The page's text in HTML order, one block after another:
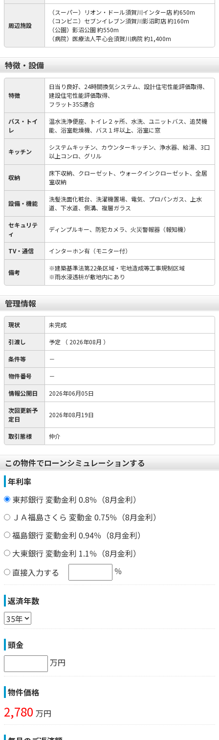
周辺施設
（スーパー）リオン・ドール須賀川インター店 約650m
（コンビニ）セブンイレブン須賀川影沼町店 約160m
（公園）影沼公園 約550m
（病院）医療法人平心会須賀川病院 約1,400m
特徴・設備
特徴
日当り良好、24時間換気システム、設計住宅性能評価取得、
建設住宅性能評価取得、
フラット35S適合
バス・トイ
レ
温水洗浄便座、トイレ２ヶ所、水洗、ユニットバス、追焚機
能、浴室乾燥機、バス１坪以上、浴室に窓
キッチン
システムキッチン、カウンターキッチン、浄水器、給湯、3口
以上コンロ、グリル
収納
床下収納、クローゼット、ウォークインクローゼット、全居
室収納
設備・機能
洗髪洗面化粧台、洗濯機置場、電気、プロパンガス、上水
道、下水道、側溝、複層ガラス
セキュリテ
ィ
ディンプルキー、防犯カメラ、火災警報器（報知機）
TV・通信 インターホン有（モニター付）
備考
※建築基準法第22条区域・宅地造成等工事規制区域
※雨水浸透枡が敷地内にあり
管理情報
現状 未完成
引渡し 予定 （ 2026年08月 ）
条件等 －
物件番号 －
情報公開日 2026年06月05日
次回更新予
定日
2026年08月19日
取引態様 仲介
この物件でローンシミュレーションする
年利率
東邦銀行 変動金利 0.8％（8月金利）
ＪＡ福島さくら 変動金 0.75％（8月金利）
福島銀行 変動金利 0.94％（8月金利）
大東銀行 変動金利 1.1％（8月金利）
直接入力する
％
返済年数
頭金
万円
物件価格
2,780 万円